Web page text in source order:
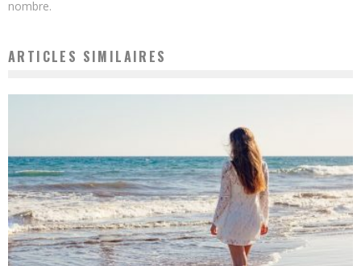
nombre.
ARTICLES SIMILAIRES